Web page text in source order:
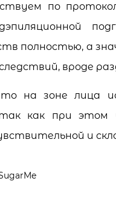
по
полностью, а
вроде
на зоне лица
как при этом
и